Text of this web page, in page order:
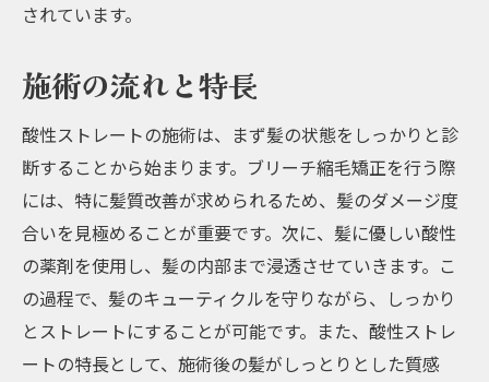
されています。
施術の流れと特長
酸性ストレートの施術は、まず髪の状態をしっかりと診
断することから始まります。ブリーチ縮毛矯正を行う際
には、特に髪質改善が求められるため、髪のダメージ度
合いを見極めることが重要です。次に、髪に優しい酸性
の薬剤を使用し、髪の内部まで浸透させていきます。こ
の過程で、髪のキューティクルを守りながら、しっかり
とストレートにすることが可能です。また、酸性ストレ
ートの特長として、施術後の髪がしっとりとした質感